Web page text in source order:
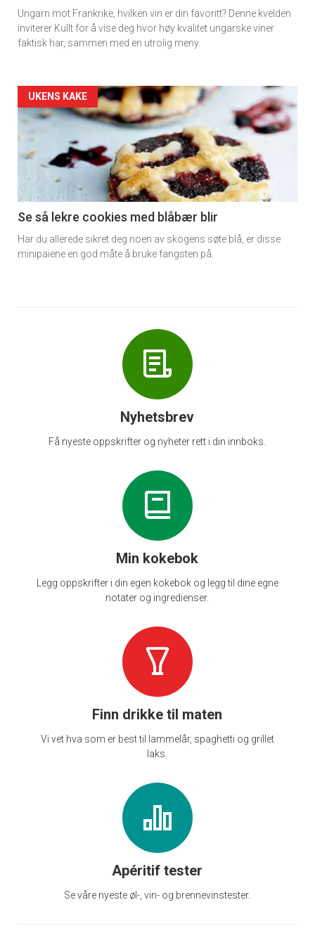
Ungarn mot Frankrike, hvilken vin er din favoritt? Denne kvelden
inviterer Kullt for å vise deg hvor høy kvalitet ungarske viner
faktisk har, sammen med en utrolig meny.
Forsiden
akkurat
nå
6
UKENS KAKE
Se så lekre cookies med blåbær blir
Har du allerede sikret deg noen av skogens søte blå, er disse
minipaiene en god måte å bruke fangsten på.
Nyhetsbrev
Få nyeste oppskrifter og nyheter rett i din innboks.
Min kokebok
Legg oppskrifter i din egen kokebok og legg til dine egne
notater og ingredienser.
Finn drikke til maten
Vi vet hva som er best til lammelår, spaghetti og grillet
laks.
Apéritif tester
Se våre nyeste øl-, vin- og brennevinstester.